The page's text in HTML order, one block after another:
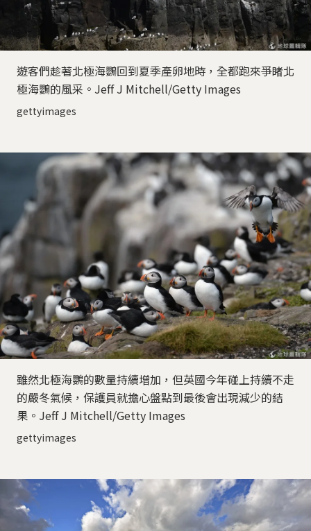
遊客們趁著北極海鸚回到夏季產卵地時，全都跑來爭睹北
極海鸚的風采。Jeff J Mitchell/Getty Images
gettyimages
雖然北極海鸚的數量持續增加，但英國今年碰上持續不走
的嚴冬氣候，保護員就擔心盤點到最後會出現減少的結
果。Jeff J Mitchell/Getty Images
gettyimages